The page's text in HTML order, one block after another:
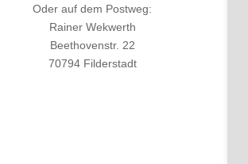
Oder auf dem Postweg:
Rainer Wekwerth
Beethovenstr. 22
70794 Filderstadt